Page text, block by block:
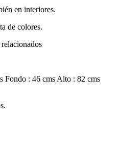
en interiores.
de colores.
: 46 cms Alto : 82 cms